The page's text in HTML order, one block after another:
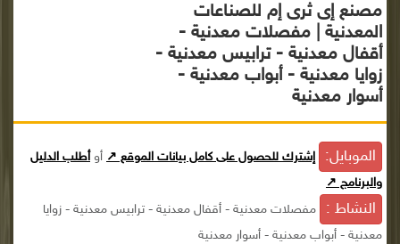
مصنع إى ثرى إم للصناعات
المعدنية | مفصلات معدنية -
أقفال معدنية - ترابيس معدنية -
زوايا معدنية - أبواب معدنية -
أسوار معدنية
الموبايل: إشترك للحصول على كامل بيانات الموقع ↗ أوأطلب الدليل
والبرنامج ↗
النشاط :
مفصلات معدنية - أقفال معدنية - ترابيس معدنية - زوايا
معدنية - أبواب معدنية - أسوار معدنية